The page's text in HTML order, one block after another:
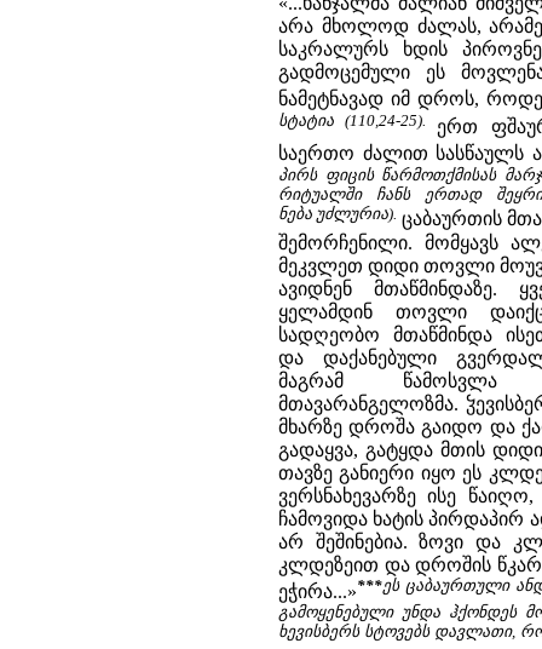
არა მხოლოდ ძალას,
საკრალურს ხდის
გადმოცემული ეს
ნამეტნავად იმ დროს,
სტატია (110,24-25). ერთ
საერთო ძალით სასწაულს
პირს ფიცის წარმოთქმისას
რიტუალში ჩანს ერთად
ნება უძლურია). ცაბაურთის
შემორჩენილი. მომყავს
მეკვლეთ დიდი თოვლი
ავიდნენ მთაწმინდაზე.
ყელამდინ თოვლი
სადღეობო მთაწმინდა
და დაქანებული
მაგრამ
მთავარანგელოზმა.
მხარზე დროშა გაიდო და
გადაყვა, გატყდა მთის
თავზე განიერი იყო ეს
ვერსნახევარზე ისე
ჩამოვიდა ხატის პირდაპირ
არ შეშინებია. ზოვი და
კლდეზეით და დროშის
ეჭირა...»***ეს ცაბაურთული
გამოყენებული უნდა ჰქონდეს
ხევისბერს სტოვებს დავლათი,